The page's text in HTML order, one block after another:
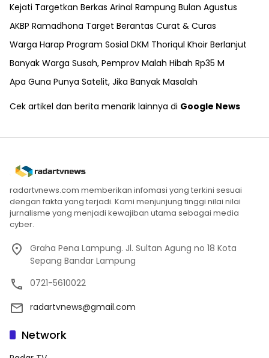
Kejati Targetkan Berkas Arinal Rampung Bulan Agustus
AKBP Ramadhona Target Berantas Curat & Curas
Warga Harap Program Sosial DKM Thoriqul Khoir Berlanjut
Banyak Warga Susah, Pemprov Malah Hibah Rp35 M
Apa Guna Punya Satelit, Jika Banyak Masalah
Cek artikel dan berita menarik lainnya di Google News
radartvnews.com memberikan infomasi yang terkini sesuai
dengan fakta yang terjadi. Kami menjunjung tinggi nilai nilai
jurnalisme yang menjadi kewajiban utama sebagai media
cyber.
Graha Pena Lampung. Jl. Sultan Agung no 18 Kota
Sepang Bandar Lampung
0721-5610022
radartvnews@gmail.com
Network